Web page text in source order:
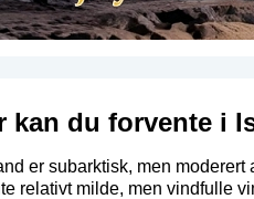
kan du forvente i
er subarktisk, men
relativt milde, men vindfulle